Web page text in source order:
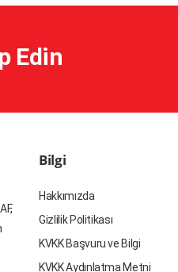
Edin
Bilgi
Hakkımızda
Gizlilik Politikası
KVKK Başvuru ve Bilgi
KVKK Aydınlatma Metni